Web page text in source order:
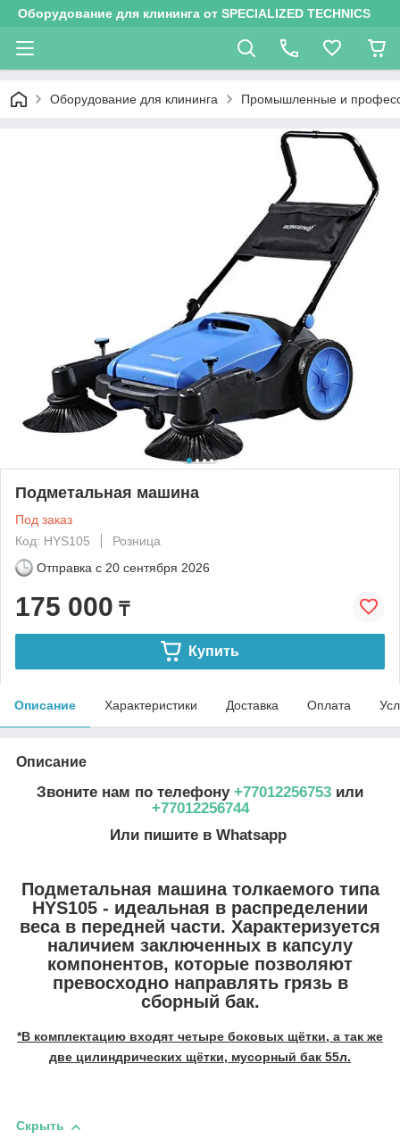
Оборудование для клининга от SPECIALIZED TECHNICS
Оборудование для клининга Промышленные и
Подметальная машина
Под заказ
Код: HYS105
Розница
Отправка с 20 сентября 2026
175 000 ₸
Купить
Описание Характеристики Доставка Оплата
Описание
Звоните нам по телефону +77012256753 или
+77012256744
Или пишите в Whatsapp
Подметальная машина толкаемого типа
HYS105 - идеальная в распределении
веса в передней части. Характеризуется
наличием заключенных в капсулу
компонентов, которые позволяют
превосходно направлять грязь в
сборный бак.
*В комплектацию входят четыре боковых щётки, а так же
две цилиндрических щётки, мусорный бак 55л.
Скрыть